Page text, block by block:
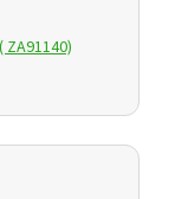
ZA91140)